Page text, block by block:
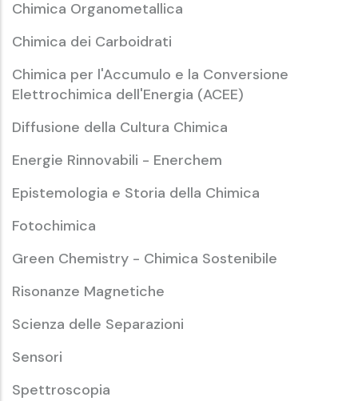
Chimica Organometallica
Chimica dei Carboidrati
Chimica per l'Accumulo e la Conversione
Elettrochimica dell'Energia (ACEE)
Diffusione della Cultura Chimica
Energie Rinnovabili - Enerchem
Epistemologia e Storia della Chimica
Fotochimica
Green Chemistry - Chimica Sostenibile
Risonanze Magnetiche
Scienza delle Separazioni
Sensori
Spettroscopia